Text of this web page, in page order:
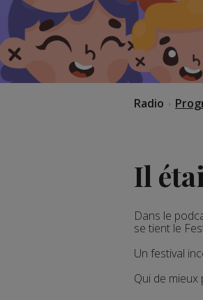
Radio
Il
Dans le
se tient le
Un festival
Qui de